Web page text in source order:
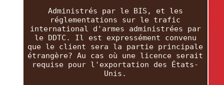
Administrés par le BIS, et les
réglementations sur le trafic
international d'armes administrées par
le DDTC. Il est expressément convenu
que le client sera la partie principale
étrangère? Au cas où une licence serait
requise pour l'exportation des États-
Unis.